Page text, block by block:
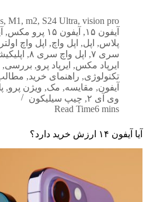
, M1 , m2, S24 Ultra, vision pro
آیفون ۱۵
, آیفون ۱۵ پرو مکس ,
پلاس, اپل, اپل واچ, اپل واچ اولترا
سری ۷
, اپل واچ سری ۸ ,
ایرپاد مکس, ایرپاد پرو, بررسی,
تکنولوژی, راهنمای خرید,
آیفون, مقایسه, مک, ویژن پرو,
وی آی ۲
, چیپ سیلیکون
Read Time6 mins
آیا آیفون ۱۴ ارزش خرید دارد؟